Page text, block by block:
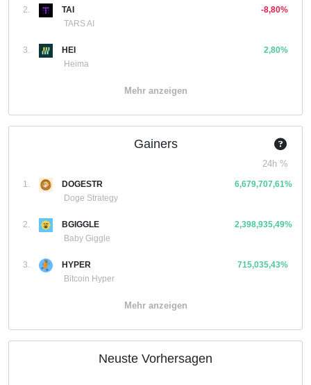
2.
TAI
TARS AI
-8,80%
3.
HEI
Heima
2,80%
Mehr anzeigen
Gainers
24h %
1.
DOGESTR
Doge Strategy
6,679,707,61%
2.
BGIGGLE
Baby Giggle
2,398,935,49%
3.
HYPER
Bitcoin Hyper
715,035,43%
Mehr anzeigen
Neuste Vorhersagen